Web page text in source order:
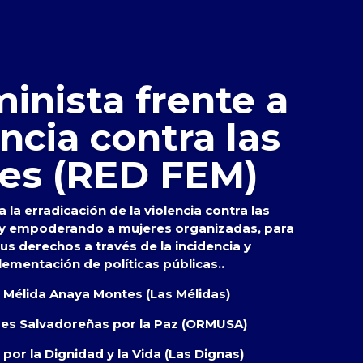
frente a
contra las
(RED FEM)
la erradicación de la violencia contra las
empoderando a mujeres organizadas, para
derechos a través de la incidencia y
de políticas públicas..
Anaya Montes (Las Mélidas)
Salvadoreñas por la Paz (ORMUSA)
la Dignidad y la Vida (Las Dignas)